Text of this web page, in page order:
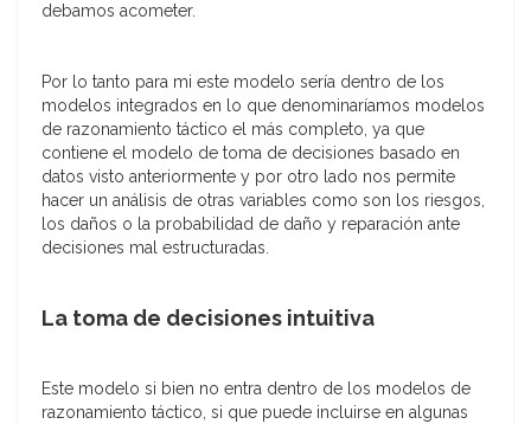
debamos acometer.
Por lo tanto para mi este modelo sería dentro de los
modelos integrados en lo que denominaríamos modelos
de razonamiento táctico el más completo, ya que
contiene el modelo de toma de decisiones basado en
datos visto anteriormente y por otro lado nos permite
hacer un análisis de otras variables como son los riesgos,
los daños o la probabilidad de daño y reparación ante
decisiones mal estructuradas.
La toma de decisiones intuitiva
Este modelo si bien no entra dentro de los modelos de
razonamiento táctico, si que puede incluirse en algunas